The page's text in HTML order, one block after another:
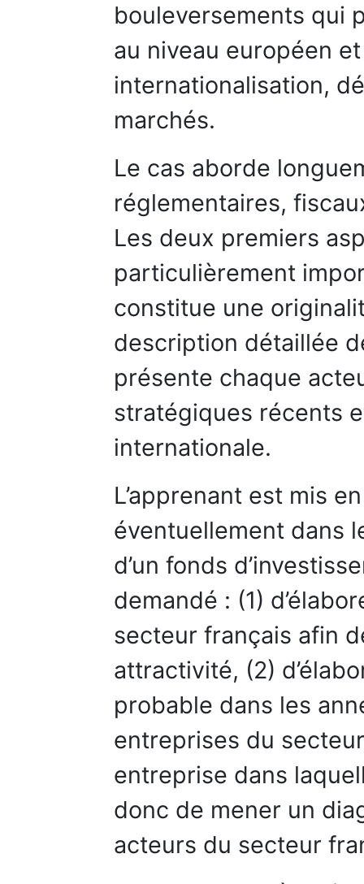
bouleversements qui
au niveau européen
internationalisation,
marchés.
Le cas aborde
réglementaires,
Les deux premiers
particulièrement
constitue une
description détaillée
présente chaque
stratégiques récents
internationale.
L’apprenant est mis
éventuellement dans
d’un fonds
demandé : (1)
secteur français afin
attractivité, (2)
probable dans les
entreprises du
entreprise dans
donc de mener un
acteurs du secteur